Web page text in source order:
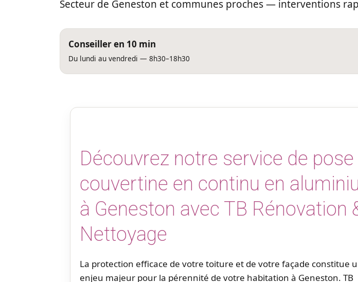
Secteur de Geneston et communes proches — interventions
Conseiller en 10 min
Du lundi au vendredi — 8h30–18h30
Découvrez notre service de pose
couvertine en continu en
à Geneston avec TB Rénovation
Nettoyage
La protection efficace de votre toiture et de votre façade constitue
enjeu majeur pour la pérennité de votre habitation à Geneston. TB